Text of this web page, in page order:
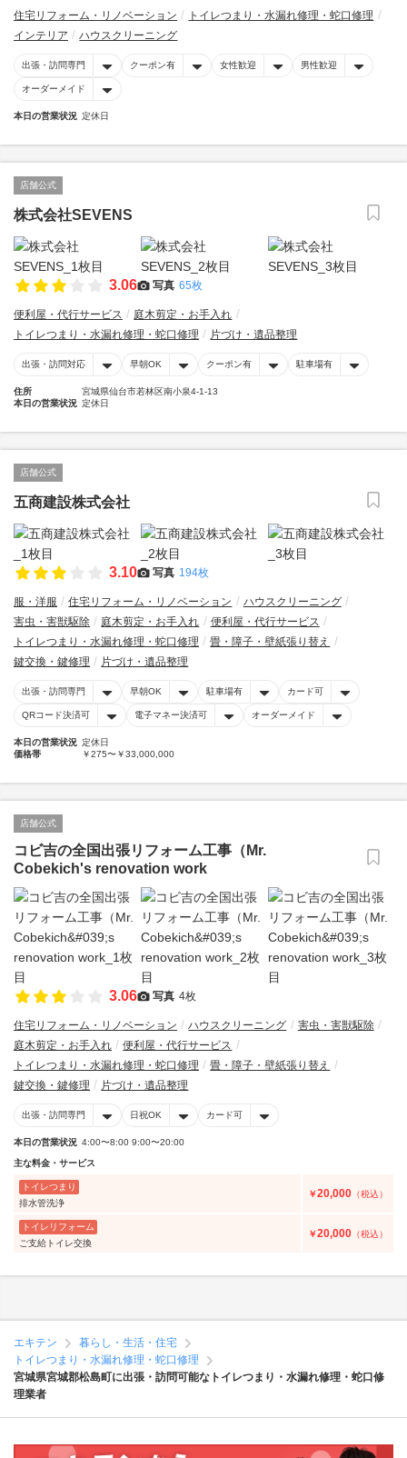
住宅リフォーム・リノベーション
トイレつまり・水漏れ修理・蛇口修理
インテリア
ハウスクリーニング
出張・訪問専門 クーポン有 女性歓迎 男性歓迎
オーダーメイド
本日の営業状況 定休日
店舗公式
株式会社SEVENS
3.06 写真 65枚
便利屋・代行サービス
庭木剪定・お手入れ
トイレつまり・水漏れ修理・蛇口修理
片づけ・遺品整理
出張・訪問対応 早朝OK クーポン有 駐車場有
住所
宮城県仙台市若林区南小泉4-1-13
本日の営業状況 定休日
店舗公式
五商建設株式会社
3.10 写真 194枚
服・洋服 住宅リフォーム・リノベーション
ハウスクリーニング
害虫・害獣駆除
庭木剪定・お手入れ
便利屋・代行サービス
トイレつまり・水漏れ修理・蛇口修理
畳・障子・壁紙張り替え
鍵交換・鍵修理
片づけ・遺品整理
出張・訪問専門 早朝OK 駐車場有 カード可
QRコード決済可 電子マネー決済可 オーダーメイド
本日の営業状況 定休日
価格帯
￥275〜￥33,000,000
店舗公式
コビ吉の全国出張リフォーム工事（Mr.
Cobekich's renovation work
3.06 写真 4枚
住宅リフォーム・リノベーション ハウスクリーニング
害虫・害獣駆除
庭木剪定・お手入れ
便利屋・代行サービス
トイレつまり・水漏れ修理・蛇口修理
畳・障子・壁紙張り替え
鍵交換・鍵修理
片づけ・遺品整理
出張・訪問専門 日祝OK カード可
本日の営業状況 4:00〜8:00 9:00〜20:00
主な料金・サービス
トイレつまり
排水管洗浄
￥20,000 （税込）
トイレリフォーム
ご支給トイレ交換
￥20,000 （税込）
エキテン
暮らし・生活・住宅
トイレつまり・水漏れ修理・蛇口修理
宮城県宮城郡松島町に出張・訪問可能なトイレつまり・水漏れ修理・蛇口修
理業者